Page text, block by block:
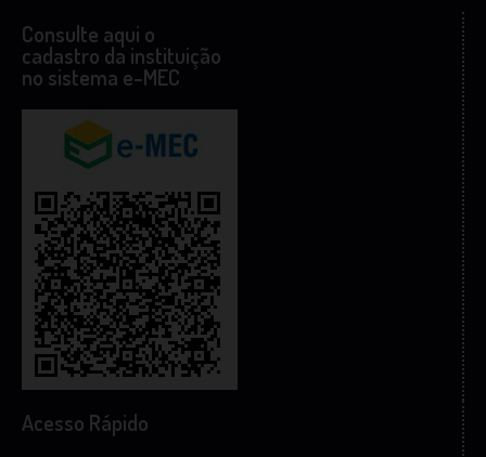
Consulte aqui o
cadastro da instituição
no sistema e-MEC
Acesso Rápido